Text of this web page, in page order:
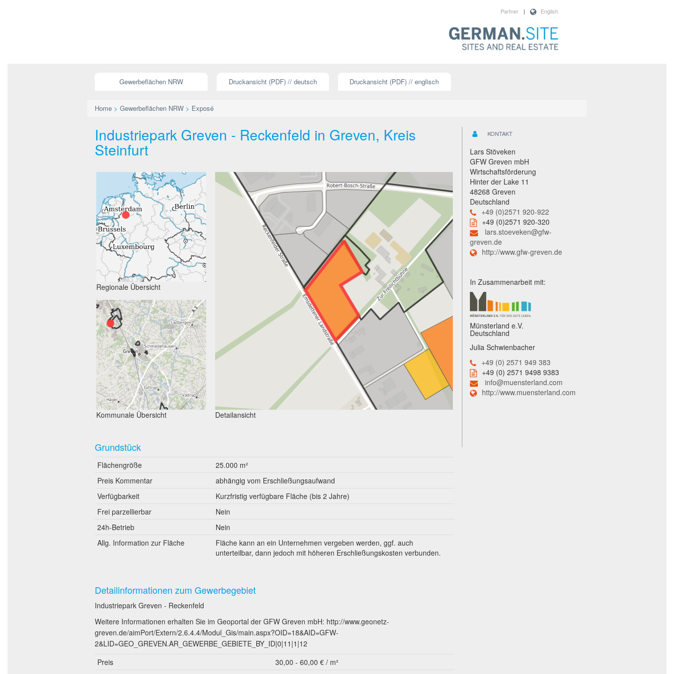
English
|
Partner
Gewerbeflächen NRW Druckansicht (PDF) // deutsch Druckansicht (PDF) // englisch
Home > Gewerbeflächen NRW > Exposé
Industriepark Greven - Reckenfeld in Greven, Kreis
Steinfurt
Regionale Übersicht
Kommunale Übersicht Detailansicht
Grundstück
Flächengröße
25.000 m²
Preis Kommentar
abhängig vom Erschließungsaufwand
Verfügbarkeit
Kurzfristig verfügbare Fläche (bis 2 Jahre)
Frei parzellierbar
Nein
24h-Betrieb
Nein
Allg. Information zur Fläche
Fläche kann an ein Unternehmen vergeben werden, ggf. auch
unterteilbar, dann jedoch mit höheren Erschließungskosten verbunden.
Detailinformationen zum Gewerbegebiet
Industriepark Greven - Reckenfeld
Weitere Informationen erhalten Sie im Geoportal der GFW Greven mbH: http://www.geonetz-
greven.de/aimPort/Extern/2.6.4.4/Modul_Gis/main.aspx?OID=18&AID=GFW-
2&LID=GEO_GREVEN.AR_GEWERBE_GEBIETE_BY_ID|0|11|1|12
Preis
30,00 - 60,00 € / m²
KONTAKT
Lars Stöveken
GFW Greven mbH
Wirtschaftsförderung
Hinter der Lake 11
48268 Greven
Deutschland
+49 (0)2571 920-922
+49 (0)2571 920-320
lars.stoeveken@gfw-
greven.de
http://www.gfw-greven.de
In Zusammenarbeit mit:
Münsterland e.V.
Deutschland
Julia Schwienbacher
+49 (0) 2571 949 383
+49 (0) 2571 9498 9383
info@muensterland.com
http://www.muensterland.com